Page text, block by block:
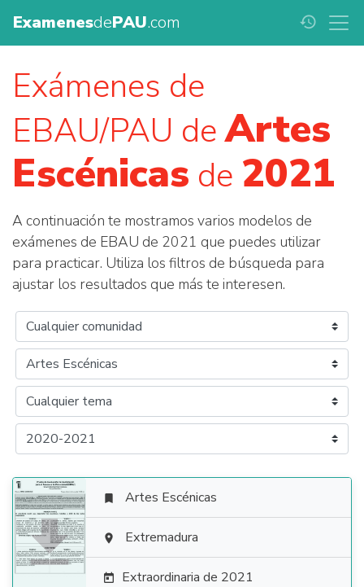
ExamenesdePAU.com history
Exámenes de
EBAU/PAU deArtes
Escénicas de 2021
A continuación te mostramos varios modelos de
exámenes de EBAU de 2021 que puedes utilizar
para practicar. Utiliza los filtros de búsqueda para
ajustar los resultados que más te interesen.

 Artes Escénicas
 Extremadura
 Extraordinaria de 2021